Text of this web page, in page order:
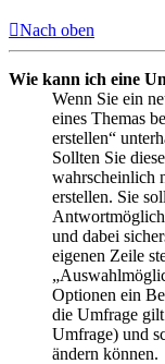
Nach oben
Wie kann ich eine
Wenn Sie ein
eines Themas
erstellen“
Sollten Sie
wahrscheinlich
erstellen. Sie
und dabei
eigenen Zeile
Optionen ein
die Umfrage
Umfrage) und
ändern können.